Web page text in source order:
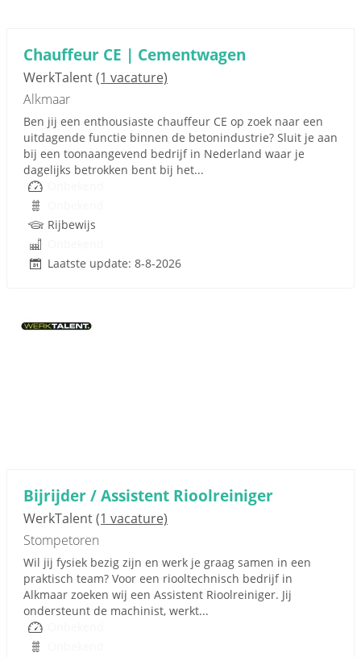
Chauffeur CE | Cementwagen
WerkTalent(1 vacature)
Alkmaar
Ben jij een enthousiaste chauffeur CE op zoek naar een
uitdagende functie binnen de betonindustrie? Sluit je aan
bij een toonaangevend bedrijf in Nederland waar je
dagelijks betrokken bent bij het...
Rijbewijs
Laatste update: 8-8-2026
Bijrijder / Assistent Rioolreiniger
WerkTalent(1 vacature)
Stompetoren
Wil jij fysiek bezig zijn en werk je graag samen in een
praktisch team? Voor een riooltechnisch bedrijf in
Alkmaar zoeken wij een Assistent Rioolreiniger. Jij
ondersteunt de machinist, werkt...